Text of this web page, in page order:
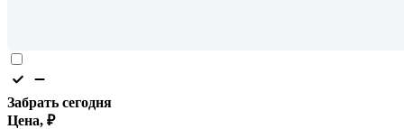
Забрать сегодня
Цена, ₽